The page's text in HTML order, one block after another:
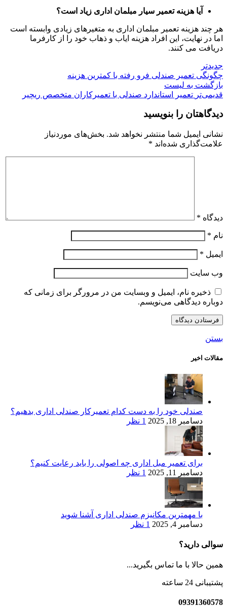
آیا هزینه تعمیر سیار مبلمان اداری زیاد است؟
هر چند هزینه تعمیر مبلمان اداری به متغیرهای زیادی وابسته است
اما در نهایت، این افراد هزینه ایاب و ذهاب خود را از کارفرما
دریافت می کنند.
جدیدتر
چگونگی تعمیر صندلی فرو رفته با کمترین هزینه
بازگشت به لیست
قدیمی‌تر تعمیر استاندارد صندلی با تعمیرکاران متخصص ریچیر
دیدگاهتان را بنویسید
نشانی ایمیل شما منتشر نخواهد شد. بخش‌های موردنیاز
علامت‌گذاری شده‌اند *
دیدگاه *
نام *
ایمیل *
وب‌ سایت
ذخیره نام، ایمیل و وبسایت من در مرورگر برای زمانی که
دوباره دیدگاهی می‌نویسم.
بستن
مقالات اخیر
صندلی خود را به دست کدام تعمیرکار صندلی اداری بدهیم؟
دسامبر 18, 2025
1 نظر
برای تعمیر مبل اداری چه اصولی را باید رعایت کنیم؟
دسامبر 11, 2025
1 نظر
با مهمترین مکانیزم صندلی اداری آشنا شوید
دسامبر 4, 2025
1 نظر
سوالی دارید؟
همین حالا با ما تماس بگیرید...
پشتیبانی 24 ساعته
09391360578